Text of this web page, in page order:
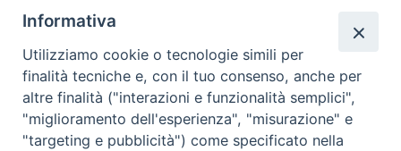
Informativa
Utilizziamo cookie o tecnologie simili per
finalità tecniche e, con il tuo consenso, anche per
altre finalità ("interazioni e funzionalità semplici",
"miglioramento dell'esperienza", "misurazione" e
"targeting e pubblicità") come specificato nella